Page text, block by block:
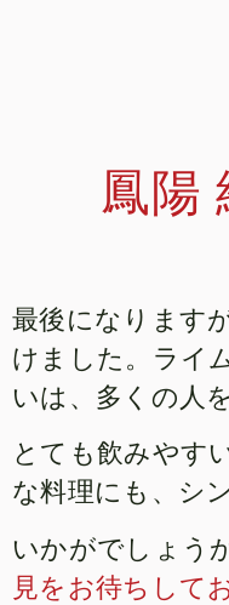
鳳陽
最後になります
けました。ライ
いは、多くの人
とても飲みやす
な料理にも、シ
いかがでしょう
見をお待ちして